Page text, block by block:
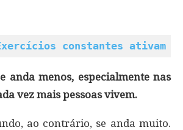
constantes ativam
anda menos, especialmente nas
vez mais pessoas vivem.
ao contrário, se anda muito.